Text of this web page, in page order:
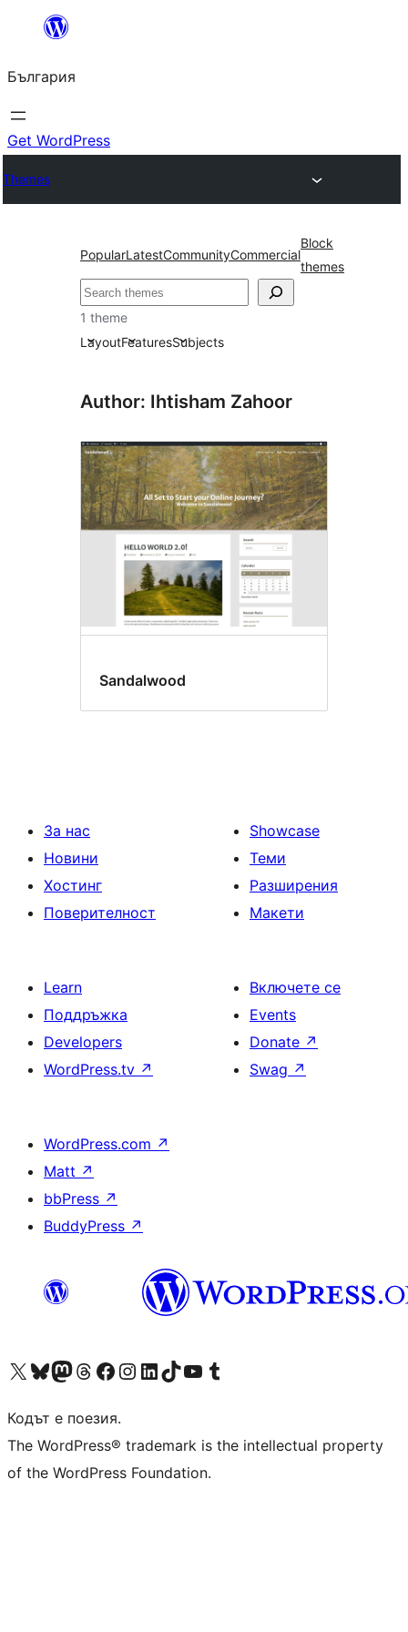
България
Get WordPress
Themes
PopularLatestCommunityCommercial
Block
themes
Търсене
1 theme
LayoutFeaturesSubjects
Author: Ihtisham Zahoor
Sandalwood
За нас
Новини
Хостинг
Поверителност
Showcase
Теми
Разширения
Макети
Learn
Поддръжка
Developers
WordPress.tv ↗
Включете се
Events
Donate ↗
Swag ↗
WordPress.com ↗
Matt ↗
bbPress ↗
BuddyPress ↗
Visit our X (formerly Twitter) account
Visit our Bluesky account
Visit our Mastodon account
Visit our Threads account
Посетете нашата страница във Facebook
Посетете нашия профил в Instagram
Посетете нашия профил в LinkedIn
Visit our TikTok account
Visit our YouTube channel
Visit our Tumblr account
Кодът е поезия.
The WordPress® trademark is the intellectual property
of the WordPress Foundation.